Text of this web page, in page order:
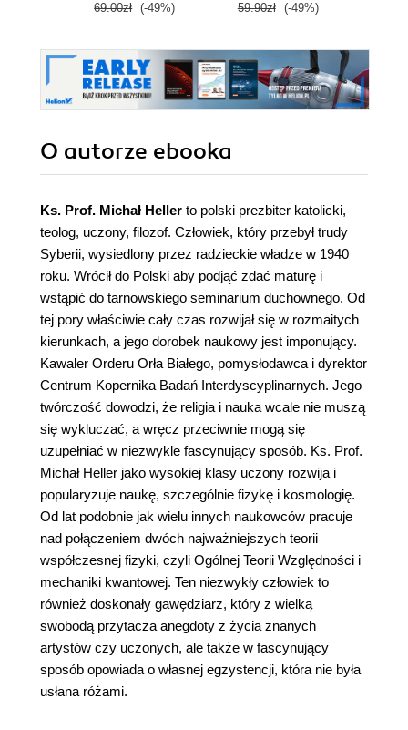
69.00zł (-49%) 59.90zł (-49%)
O autorze ebooka
Ks. Prof. Michał Heller to polski prezbiter katolicki,
teolog, uczony, filozof. Człowiek, który przebył trudy
Syberii, wysiedlony przez radzieckie władze w 1940
roku. Wrócił do Polski aby podjąć zdać maturę i
wstąpić do tarnowskiego seminarium duchownego. Od
tej pory właściwie cały czas rozwijał się w rozmaitych
kierunkach, a jego dorobek naukowy jest imponujący.
Kawaler Orderu Orła Białego, pomysłodawca i dyrektor
Centrum Kopernika Badań Interdyscyplinarnych. Jego
twórczość dowodzi, że religia i nauka wcale nie muszą
się wykluczać, a wręcz przeciwnie mogą się
uzupełniać w niezwykle fascynujący sposób. Ks. Prof.
Michał Heller jako wysokiej klasy uczony rozwija i
popularyzuje naukę, szczególnie fizykę i kosmologię.
Od lat podobnie jak wielu innych naukowców pracuje
nad połączeniem dwóch najważniejszych teorii
współczesnej fizyki, czyli Ogólnej Teorii Względności i
mechaniki kwantowej. Ten niezwykły człowiek to
również doskonały gawędziarz, który z wielką
swobodą przytacza anegdoty z życia znanych
artystów czy uczonych, ale także w fascynujący
sposób opowiada o własnej egzystencji, która nie była
usłana różami.